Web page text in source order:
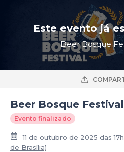
Este evento já
Beer Bosque
Beer Bosque Festival
Evento finalizado
11 de outubro de 2025 das
de Brasília)